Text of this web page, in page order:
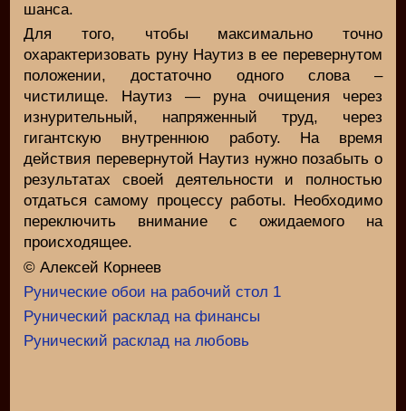
шанса.
Для того, чтобы максимально точно
охарактеризовать руну Наутиз в ее перевернутом
положении, достаточно одного слова –
чистилище. Наутиз — руна очищения через
изнурительный, напряженный труд, через
гигантскую внутреннюю работу. На время
действия перевернутой Наутиз нужно позабыть о
результатах своей деятельности и полностью
отдаться самому процессу работы. Необходимо
переключить внимание с ожидаемого на
происходящее.
© Алексей Корнеев
Рунические обои на рабочий стол 1
Рунический расклад на финансы
Рунический расклад на любовь